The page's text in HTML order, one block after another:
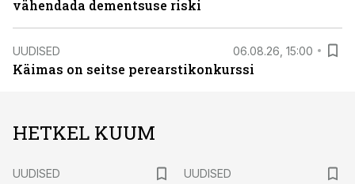
vähendada dementsuse riski
UUDISED 06.08.26, 15:00
Käimas on seitse perearstikonkurssi
HETKEL KUUM
UUDISED
UUDISED